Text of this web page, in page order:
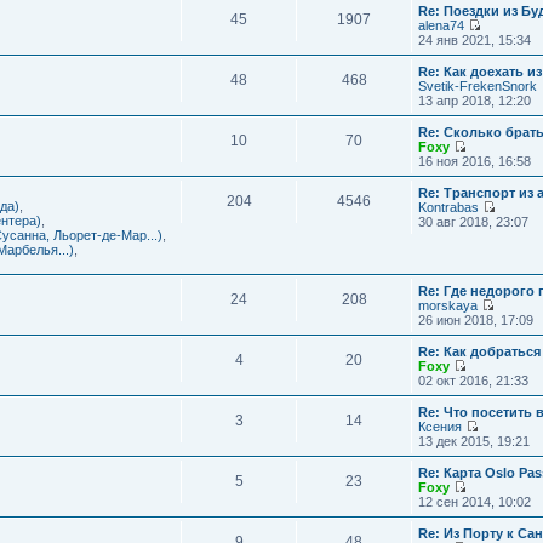
ю
о
б
щ
е
н
и
ю
е
м
у
с
о
о
б
щ
е
и
ю
л
д
н
е
м
у
с
о
б
щ
е
н
и
к
п
о
л
е
д
н
е
у
с
о
о
б
и
ю
45 1907
Re: Поездки из
alena74
П
е
р
е
й
т
к
п
о
л
е
д
с
о
о
щ
н
и
ю
24 янв 2021, 15:34
48 468
Re: Как доехать
Svetik-FrekenSnork
13 апр 2018, 12:20
10 70
Re: Сколько
Foxy
П
е
р
е
й
т
п
о
с
л
е
д
н
е
с
о
о
щ
н
и
ю
16 ноя 2016, 16:58
Льорет-де-Мар...)
204 4546
Re: Транспорт из
Kontrabas
П
й
т
п
о
л
е
д
е
с
о
о
щ
30 авг 2018, 23:07
24 208
Re: Где недорого
morskaya
П
е
р
е
й
т
к
п
о
л
д
н
е
26 июн 2018, 17:09
4 20
Re: Как
Foxy
П
е
р
е
й
т
к
п
о
л
02 окт 2016, 21:33
3 14
Re: Что посетить
Ксения
П
е
р
е
й
т
13 дек 2015, 19:21
5 23
Re: Карта Oslo
Foxy
П
е
р
12 сен 2014, 10:02
Re: Из Порту к